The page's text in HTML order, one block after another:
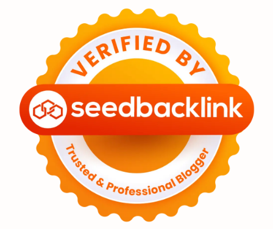
Tata Surya Hype
Asteroid Observasi
Premium Komet Bulan
Penelitian Serba-serbi Satelit
Luar Angkasa Video Aurora
Supernova Nebula Sponsored
Mars Planet Katai
GMT 2016